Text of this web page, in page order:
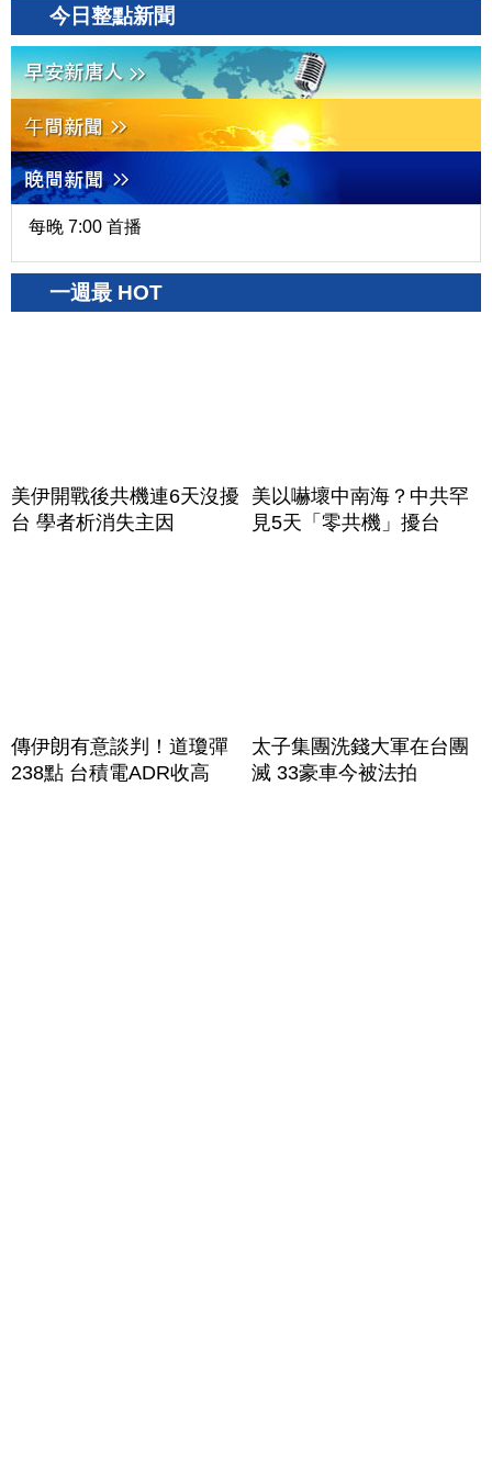
今日整點新聞
每晚 7:00 首播
一週最 HOT
美伊開戰後共機連6天沒擾
台 學者析消失主因
美以嚇壞中南海？中共罕
見5天「零共機」擾台
傳伊朗有意談判！道瓊彈
238點 台積電ADR收高
太子集團洗錢大軍在台團
滅 33豪車今被法拍